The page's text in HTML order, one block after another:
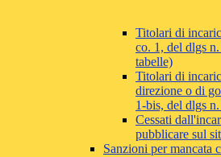
Titolari di
co. 1, del dlgs
tabelle)
Titolari di
direzione o di
1-bis, del dlgs
Cessati
pubblicare sul
Sanzioni per mancata